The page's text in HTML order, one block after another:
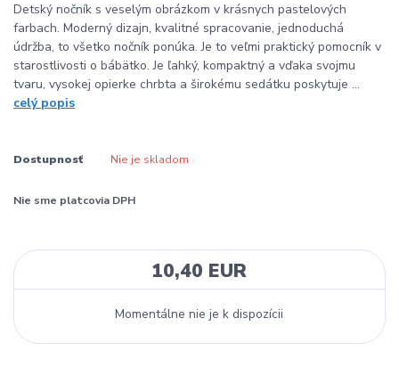
Detský nočník s veselým obrázkom v krásnych pastelových
farbach. Moderný dizajn, kvalitné spracovanie, jednoduchá
údržba, to všetko nočník ponúka. Je to veľmi praktický pomocník v
starostlivosti o bábätko. Je ľahký, kompaktný a vďaka svojmu
tvaru, vysokej opierke chrbta a širokému sedátku poskytuje ...
celý popis
Dostupnosť Nie je skladom
Nie sme platcovia DPH
10,40 EUR
Momentálne nie je k dispozícii